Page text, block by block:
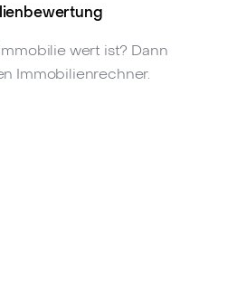
wert ist? Dann
Immobilienrechner.